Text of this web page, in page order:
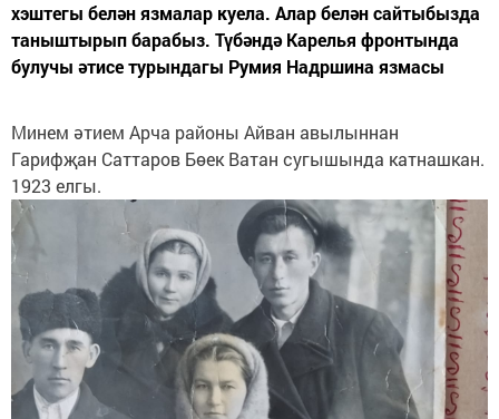
хэштегы белән язмалар куела. Алар белән сайтыбызда
таныштырып барабыз. Түбәндә Карелья фронтында
булучы әтисе турындагы Румия Надршина язмасы
Минем әтием Арча районы Айван авылыннан
Гарифҗан Саттаров Бөек Ватан сугышында катнашкан.
1923 елгы.